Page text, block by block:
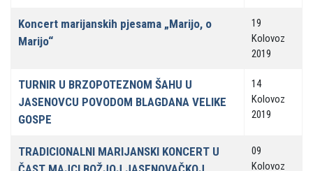
Koncert marijanskih pjesama „Marijo, o
Marijo“
19
Kolovoz
2019
TURNIR U BRZOPOTEZNOM ŠAHU U
JASENOVCU POVODOM BLAGDANA VELIKE
GOSPE
14
Kolovoz
2019
TRADICIONALNI MARIJANSKI KONCERT U
09
Kolovoz